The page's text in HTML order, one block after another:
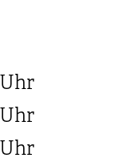
Uhr
Uhr
Uhr